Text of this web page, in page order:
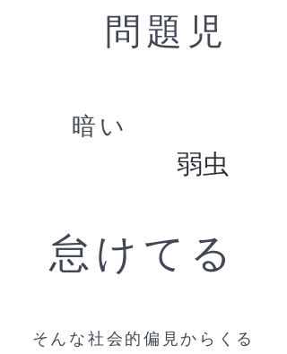
問題児
暗い
​弱虫
怠けてる
そんな社会的偏見からくる